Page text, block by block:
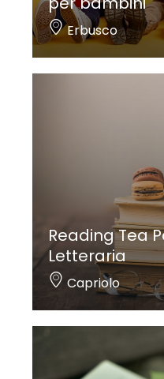
Erbusco
Reading Tea
Letteraria
Capriolo